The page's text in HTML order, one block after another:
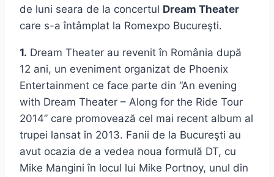
de luni seara de la concertul Dream Theater
care s-a întâmplat la Romexpo Bucureşti.
1. Dream Theater au revenit în România după
12 ani, un eveniment organizat de Phoenix
Entertainment ce face parte din “An evening
with Dream Theater – Along for the Ride Tour
2014” care promovează cel mai recent album al
trupei lansat în 2013. Fanii de la Bucureşti au
avut ocazia de a vedea noua formulă DT, cu
Mike Mangini în locul lui Mike Portnoy, unul din